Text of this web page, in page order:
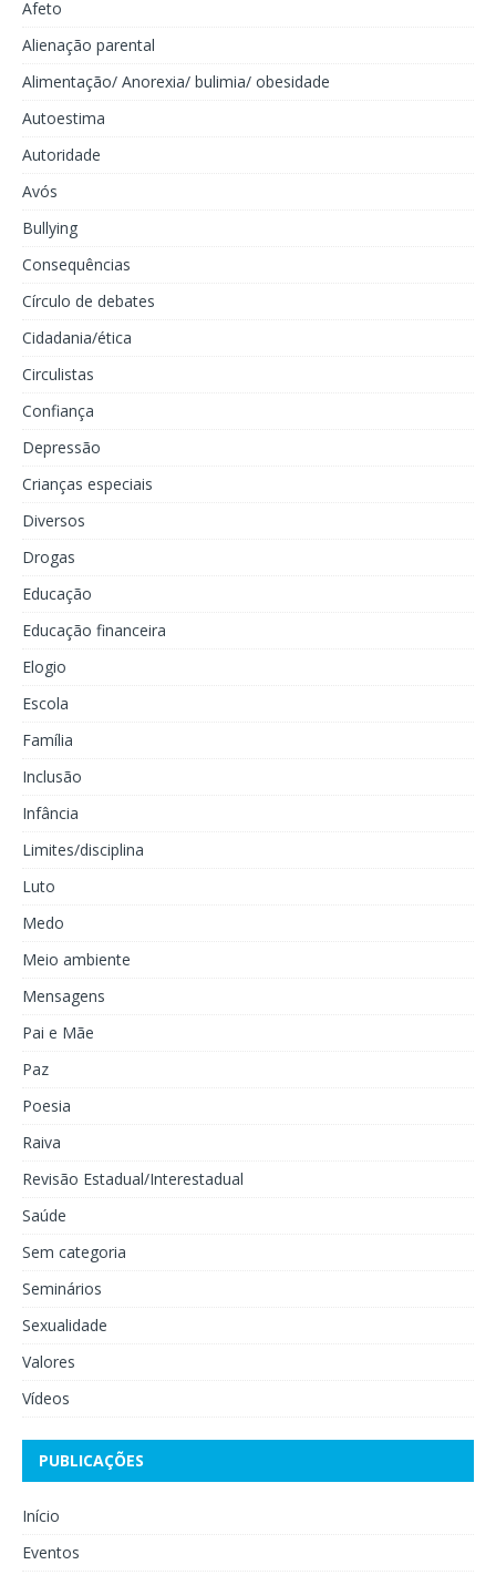
Afeto
Alienação parental
Alimentação/ Anorexia/ bulimia/ obesidade
Autoestima
Autoridade
Avós
Bullying
Consequências
Círculo de debates
Cidadania/ética
Circulistas
Confiança
Depressão
Crianças especiais
Diversos
Drogas
Educação
Educação financeira
Elogio
Escola
Família
Inclusão
Infância
Limites/disciplina
Luto
Medo
Meio ambiente
Mensagens
Pai e Mãe
Paz
Poesia
Raiva
Revisão Estadual/Interestadual
Saúde
Sem categoria
Seminários
Sexualidade
Valores
Vídeos
PUBLICAÇÕES
Início
Eventos